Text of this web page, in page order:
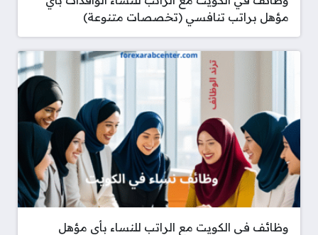
مؤهل براتب تنافسي (تخصصات متنوعة)
وظائف في الكويت مع الراتب للنساء بأي مؤهل